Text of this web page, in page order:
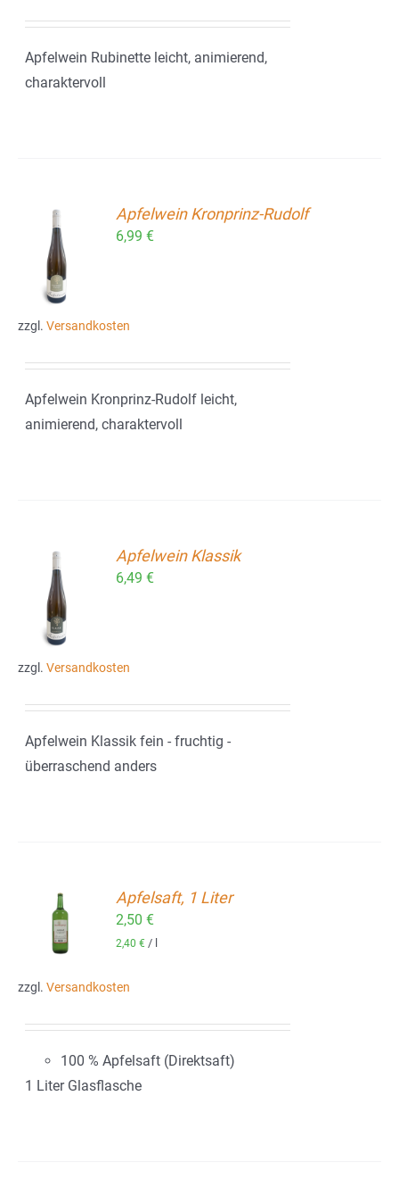
Apfelwein Rubinette leicht, animierend,
charaktervoll
Apfelwein Kronprinz-Rudolf
6,99€
zzgl. Versandkosten
Apfelwein Kronprinz-Rudolf leicht,
animierend, charaktervoll
Apfelwein Klassik
6,49€
zzgl. Versandkosten
Apfelwein Klassik fein - fruchtig -
überraschend anders
Apfelsaft, 1 Liter
2,50€
2,40€ /
zzgl. Versandkosten
100 % Apfelsaft (Direktsaft)
1 Liter Glasflasche